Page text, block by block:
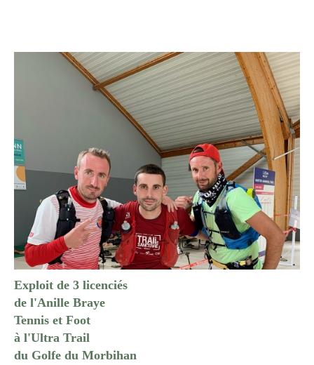
Exploit de 3 licenciés
de l'Anille Braye
Tennis et Foot
à l'Ultra Trail
du Golfe du Morbihan